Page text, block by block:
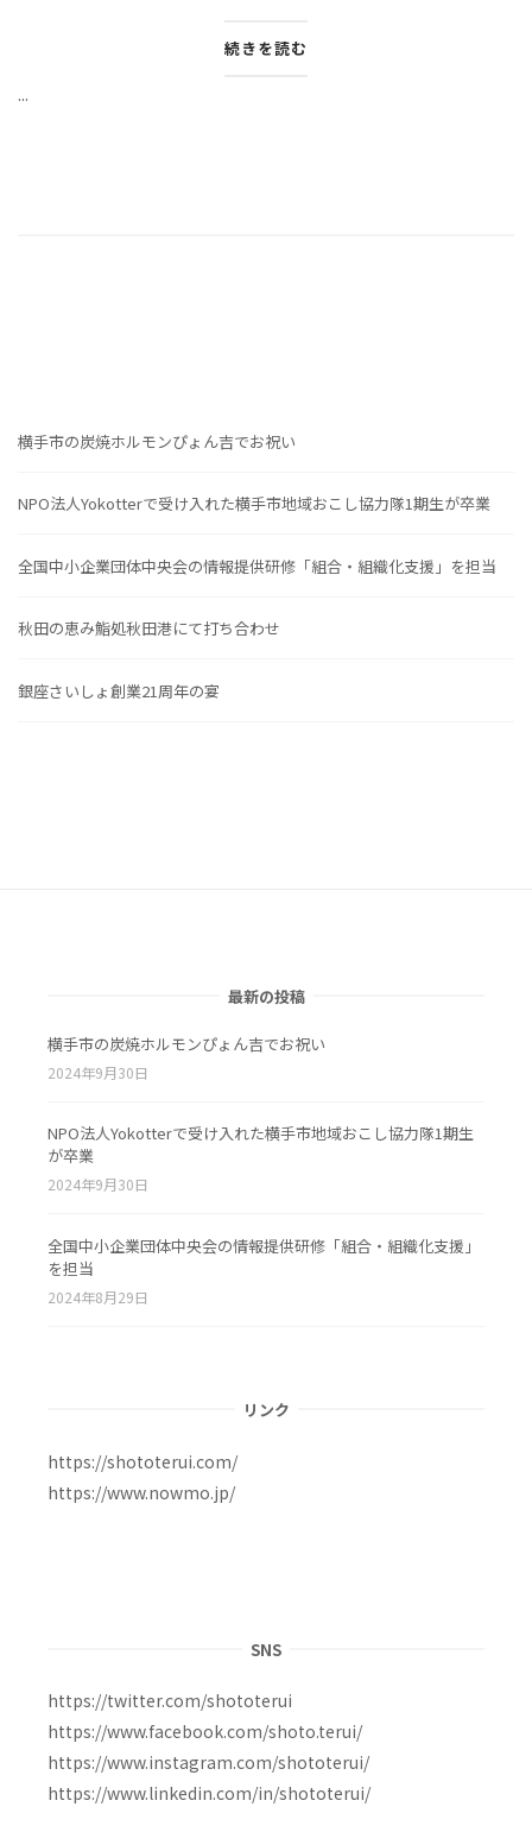
続きを読む
...
横手市の炭焼ホルモンぴょん吉でお祝い
NPO法人Yokotterで受け入れた横手市地域おこし協力隊1期生が卒業
全国中小企業団体中央会の情報提供研修「組合・組織化支援」を担当
秋田の恵み鮨処秋田港にて打ち合わせ
銀座さいしょ創業21周年の宴
最新の投稿
横手市の炭焼ホルモンぴょん吉でお祝い
2024年9月30日
NPO法人Yokotterで受け入れた横手市地域おこし協力隊1期生
が卒業
2024年9月30日
全国中小企業団体中央会の情報提供研修「組合・組織化支援」
を担当
2024年8月29日
リンク
https://shototerui.com/
https://www.nowmo.jp/
SNS
https://twitter.com/shototerui
https://www.facebook.com/shoto.terui/
https://www.instagram.com/shototerui/
https://www.linkedin.com/in/shototerui/